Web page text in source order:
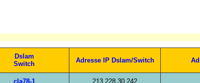
Dslam
Switch
Adresse IP Dslam/Switch
cla78-1 213.228.30.242